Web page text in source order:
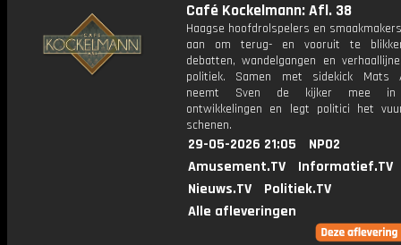
Café Kockelmann: Afl. 38
Haagse hoofdrolspelers en
aan om terug- en vooruit te
debatten, wandelgangen en
politiek. Samen met sidekick Mats
neemt Sven de kijker mee in
ontwikkelingen en legt politici het
schenen.
29-05-2026 21:05
NPO2
Amusement.TV
Informatief.TV
Nieuws.TV
Politiek.TV
Alle afleveringen